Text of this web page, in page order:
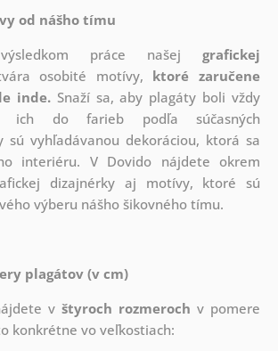
od nášho tímu
práce našejgrafickej
osobité motívy, ktoré zaručene
inde.Snaží sa, aby plagáty boli vždy
ich do farieb podľa súčasných
sú vyhľadávanou dekoráciou, ktorá sa
interiéru. V Dovido nájdete okrem
dizajnérky aj motívy, ktoré sú
výberu nášho šikovného tímu.
plagátov (v cm)
vštyroch rozmeroch v pomere
konkrétne vo veľkostiach: